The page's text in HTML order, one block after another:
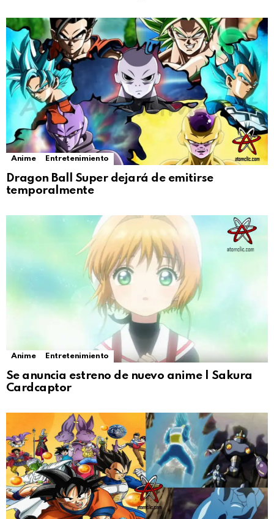
Anime Entretenimiento
Dragon Ball Super dejará de emitirse
temporalmente
Anime Entretenimiento
Se anuncia estreno de nuevo anime | Sakura
Cardcaptor